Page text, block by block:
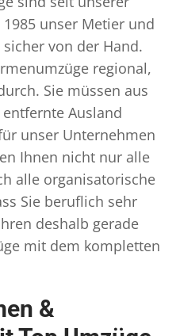
unser Metier und
von der Hand.
regional,
Sie müssen aus
Ausland
unser Unternehmen
Ihnen nicht nur alle
alle organisatorische
Sie beruflich sehr
deshalb gerade
mit dem kompletten
&